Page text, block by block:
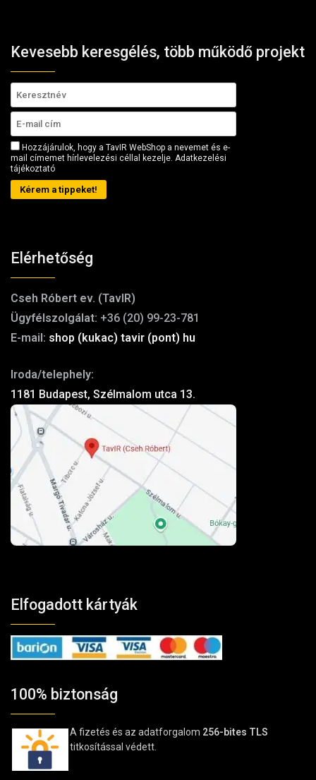
Kevesebb keresgélés, több működő projekt
Hozzájárulok, hogy a TavIR WebShop a nevemet és e-
mail címemet hírlevelezési céllal kezelje. Adatkezelési
tájékoztató
Kérem a tippeket!
Elérhetőség
Cseh Róbert ev. (TavIR)
Ügyfélszolgálat: +36 (20) 99-23-781
E-mail: shop (kukac) tavir (pont) hu
Iroda/telephely:
1181 Budapest, Szélmalom utca 13.
Elfogadott kártyák
100% biztonság
A fizetés és az adatforgalom 256-bites TLS
titkosítással védett.